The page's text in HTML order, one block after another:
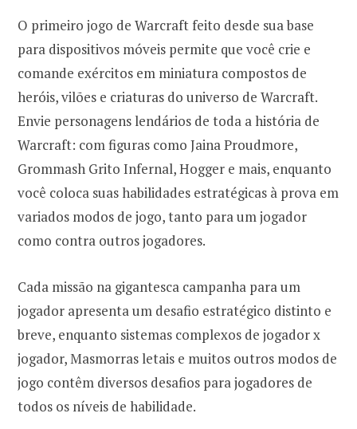
O primeiro jogo de Warcraft feito desde sua base
para dispositivos móveis permite que você crie e
comande exércitos em miniatura compostos de
heróis, vilões e criaturas do universo de Warcraft.
Envie personagens lendários de toda a história de
Warcraft: com figuras como Jaina Proudmore,
Grommash Grito Infernal, Hogger e mais, enquanto
você coloca suas habilidades estratégicas à prova em
variados modos de jogo, tanto para um jogador
como contra outros jogadores.
Cada missão na gigantesca campanha para um
jogador apresenta um desafio estratégico distinto e
breve, enquanto sistemas complexos de jogador x
jogador, Masmorras letais e muitos outros modos de
jogo contêm diversos desafios para jogadores de
todos os níveis de habilidade.